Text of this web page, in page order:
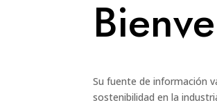
Su fuente de información
sostenibilidad en la